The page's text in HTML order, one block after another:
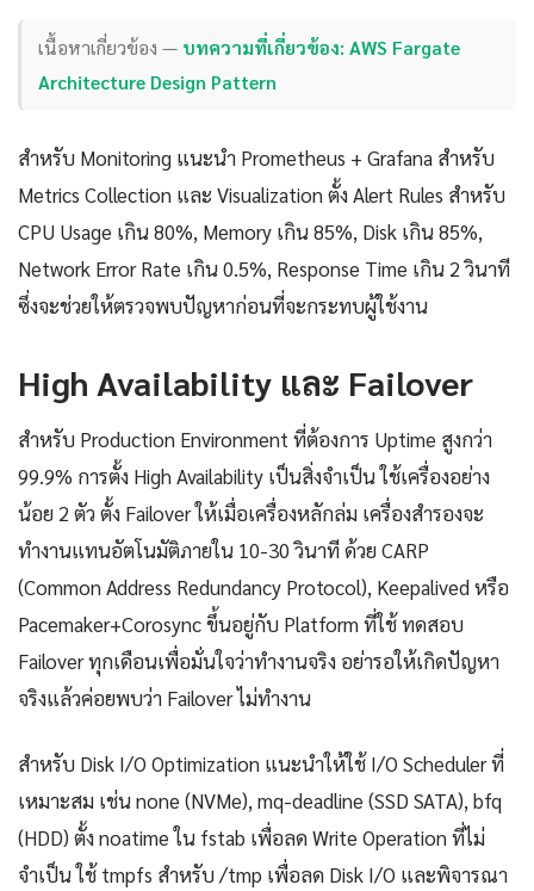
เนื้อหาเกี่ยวข้อง — บทความที่เกี่ยวข้อง: AWS Fargate
Architecture Design Pattern
สำหรับ Monitoring แนะนำ Prometheus + Grafana สำหรับ
Metrics Collection และ Visualization ตั้ง Alert Rules สำหรับ
CPU Usage เกิน 80%, Memory เกิน 85%, Disk เกิน 85%,
Network Error Rate เกิน 0.5%, Response Time เกิน 2 วินาที
ซึ่งจะช่วยให้ตรวจพบปัญหาก่อนที่จะกระทบผู้ใช้งาน
High Availability และ Failover
สำหรับ Production Environment ที่ต้องการ Uptime สูงกว่า
99.9% การตั้ง High Availability เป็นสิ่งจำเป็น ใช้เครื่องอย่าง
น้อย 2 ตัว ตั้ง Failover ให้เมื่อเครื่องหลักล่ม เครื่องสำรองจะ
ทำงานแทนอัตโนมัติภายใน 10-30 วินาที ด้วย CARP
(Common Address Redundancy Protocol), Keepalived หรือ
Pacemaker+Corosync ขึ้นอยู่กับ Platform ที่ใช้ ทดสอบ
Failover ทุกเดือนเพื่อมั่นใจว่าทำงานจริง อย่ารอให้เกิดปัญหา
จริงแล้วค่อยพบว่า Failover ไม่ทำงาน
สำหรับ Disk I/O Optimization แนะนำให้ใช้ I/O Scheduler ที่
เหมาะสม เช่น none (NVMe), mq-deadline (SSD SATA), bfq
(HDD) ตั้ง noatime ใน fstab เพื่อลด Write Operation ที่ไม่
จำเป็น ใช้ tmpfs สำหรับ /tmp เพื่อลด Disk I/O และพิจารณา